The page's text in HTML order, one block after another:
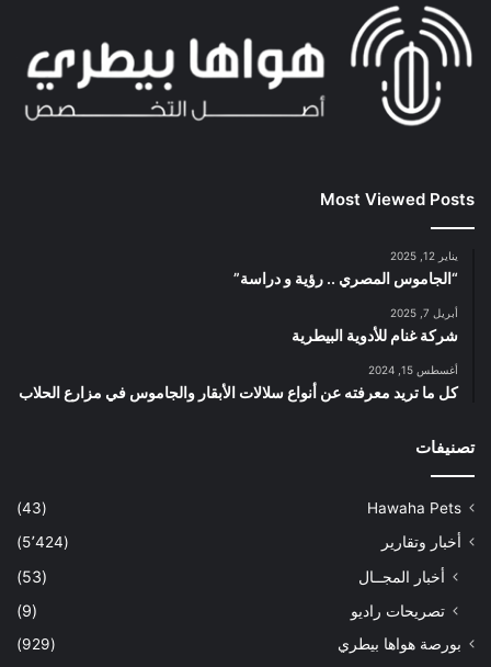
Most Viewed Posts
يناير 12, 2025
“الجاموس المصري .. رؤية و دراسة”
أبريل 7, 2025
شركة غنام للأدوية البيطرية
أغسطس 15, 2024
كل ما تريد معرفته عن أنواع سلالات الأبقار والجاموس في مزارع الحلاب
تصنيفات
Hawaha Pets
(43)
أخبار وتقارير
(5٬424)
أخبار المجــال
(53)
تصريحات راديو
(9)
بورصة هواها بيطري (929)